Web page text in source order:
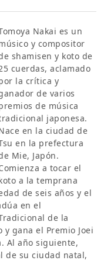
Nakai es un
y compositor
shamisen y koto de
cuerdas, aclamado
la crítica y
de varios
de música
japonesa.
en la ciudad de
en la prefectura
Mie, Japón.
a tocar el
a la temprana
de seis años y el
en el
de la
gana el Premio Joei
Al año siguiente,
de su ciudad natal,